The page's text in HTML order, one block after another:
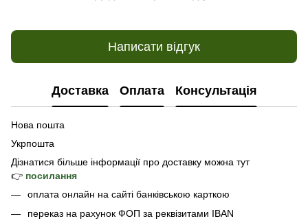
Написати відгук
Доставка Оплата Консультація
Нова пошта
Укрпошта
Дізнатися більше інформації про доставку можна тут
👉 посилання
оплата онлайн на сайті банківською карткою
переказ на рахунок ФОП за реквізитами IBAN